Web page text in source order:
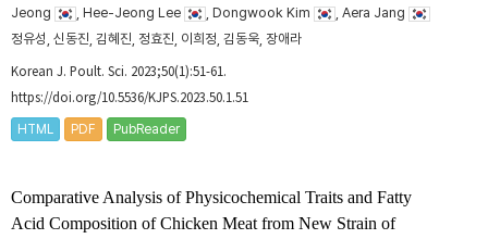
Jeong
, Hee-Jeong Lee , Dongwook Kim
, Aera Jang
정유성, 신동진, 김혜진, 정효진, 이희정, 김동욱, 장애라
Korean J. Poult. Sci. 2023;50(1):51-61.
https://doi.org/10.5536/KJPS.2023.50.1.51
HTML PDF PubReader
Comparative Analysis of Physicochemical Traits and Fatty
Acid Composition of Chicken Meat from New Strain of